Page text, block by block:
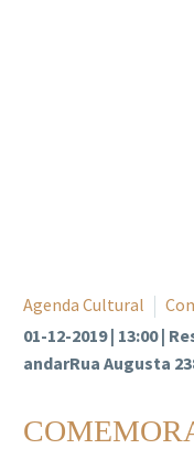
Agenda Cultural
01-12-2019 | 13:00 |
andarRua Augusta